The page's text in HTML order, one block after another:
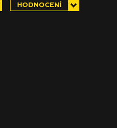
HODNOCENÍ